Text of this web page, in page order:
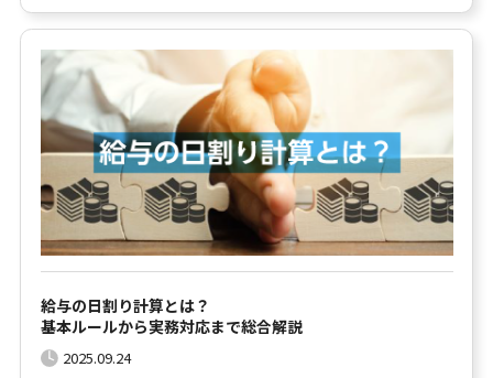
給与の日割り計算とは？
基本ルールから実務対応まで総合解説
2025.09.24